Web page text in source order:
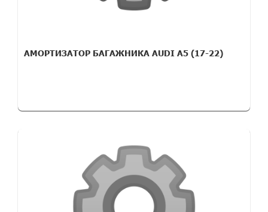
АМОРТИЗАТОР БАГАЖНИКА AUDI A5 (17-22)